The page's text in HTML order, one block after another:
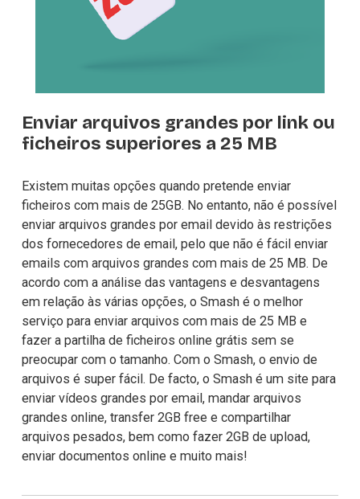
Enviar arquivos grandes por link ou
ficheiros superiores a 25 MB
Existem muitas opções quando pretende enviar
ficheiros com mais de 25GB. No entanto, não é possível
enviar arquivos grandes por email devido às restrições
dos fornecedores de email, pelo que não é fácil enviar
emails com arquivos grandes com mais de 25 MB. De
acordo com a análise das vantagens e desvantagens
em relação às várias opções, o Smash é o melhor
serviço para enviar arquivos com mais de 25 MB e
fazer a partilha de ficheiros online grátis sem se
preocupar com o tamanho. Com o Smash, o envio de
arquivos é super fácil. De facto, o Smash é um site para
enviar vídeos grandes por email, mandar arquivos
grandes online, transfer 2GB free e compartilhar
arquivos pesados, bem como fazer 2GB de upload,
enviar documentos online e muito mais!